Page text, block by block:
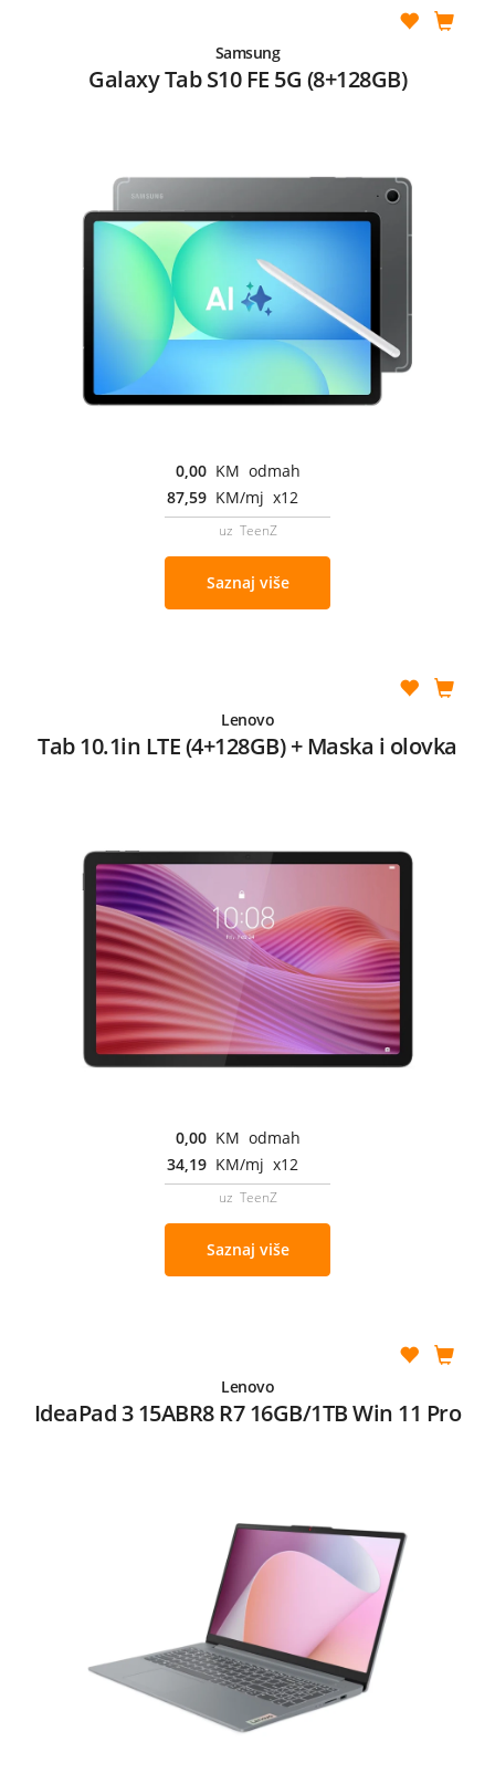
Samsung
Galaxy Tab S10 FE 5G (8+128GB)
0,00 KM odmah
87,59 KM/mj x12
uz TeenZ
Saznaj više
Lenovo
Tab 10.1in LTE (4+128GB) + Maska i olovka
0,00 KM odmah
34,19 KM/mj x12
uz TeenZ
Saznaj više
Lenovo
IdeaPad 3 15ABR8 R7 16GB/1TB Win 11 Pro